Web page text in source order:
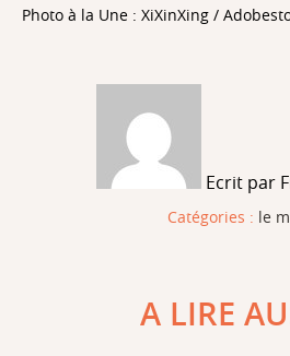
Photo à la Une : XiXinXing /
Ecrit par
Catégories : le
A LIRE